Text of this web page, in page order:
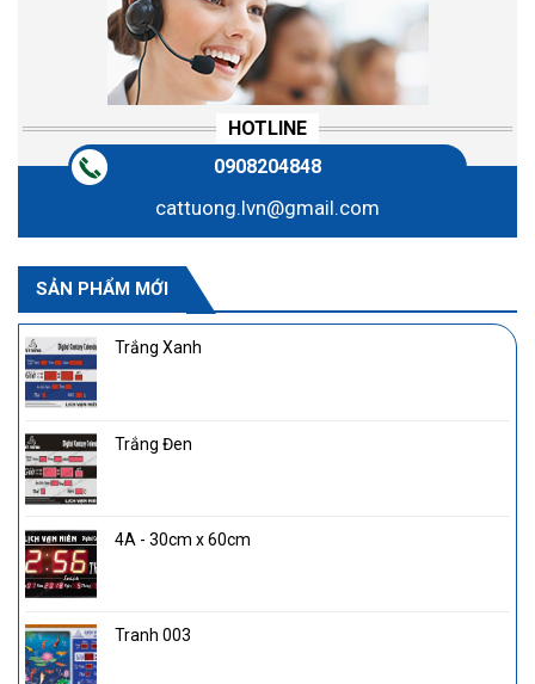
HOTLINE
0908204848
cattuong.lvn@gmail.com
SẢN PHẨM MỚI
Trắng Xanh
Trắng Đen
4A - 30cm x 60cm
Tranh 003